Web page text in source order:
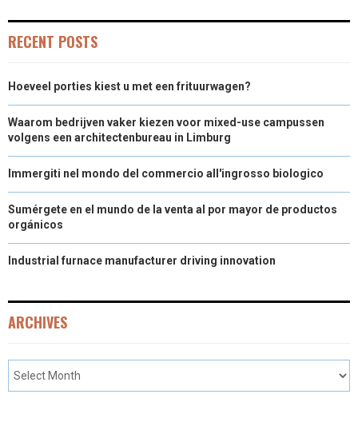
RECENT POSTS
Hoeveel porties kiest u met een frituurwagen?
Waarom bedrijven vaker kiezen voor mixed-use campussen
volgens een architectenbureau in Limburg
Immergiti nel mondo del commercio all'ingrosso biologico
Sumérgete en el mundo de la venta al por mayor de productos
orgánicos
Industrial furnace manufacturer driving innovation
ARCHIVES